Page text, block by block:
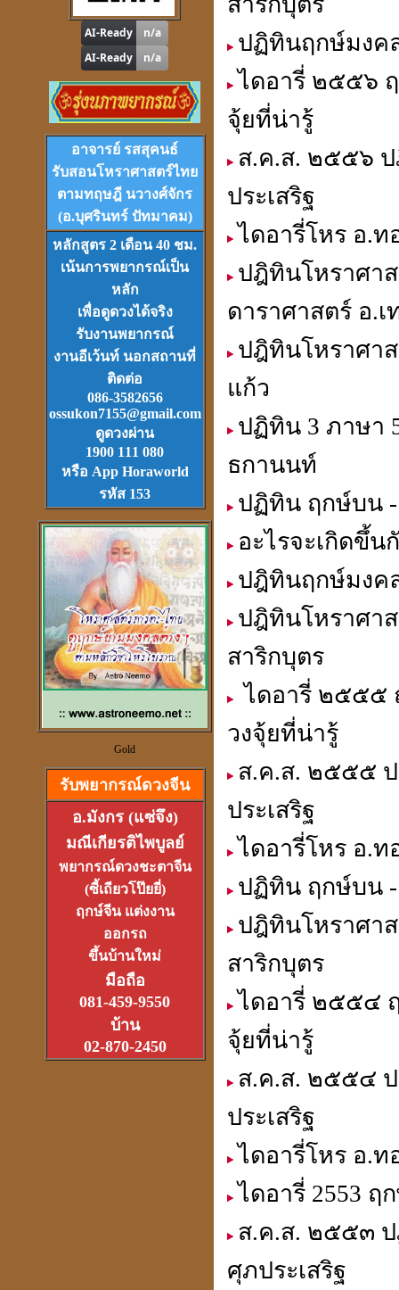
"รู้หนึ่ง-รู้หมด"
ดูดวง,หาฤกษ์ด้วยตนเอง
โปรแกรมTian-Tek Pro
Version 1
ราคา 1,000บาท
DVDเรียนดวงจีน
ชุดที่1-2-3
Downloadฟรี.
ตลับเมตรไฮเทค (ดีที่สุดใน
โลก)วัดได้ยาวไกลที่สุด
วัตุถุมงคล
เสริมดวง แก้ชง
สะเดาะเคาะห์ ต่อชะตา
ที่เป็นวิทยาศาสตร์
อาจารย์อ๊อดวัดสายไหม
เจ้าตำรับตระกรุดลูกปืน
(1ส.ค.2550)
หลวงหนุ่ย
จตุคามราเทพ 27 มิ.ย.2550
อาจารย์ รสสุคนธ์
รับสอนโหราศาสตร์ไทย
ตามทฤษฎี นวางศ์จักร
(อ.บุศรินทร์ ปัทมาคม)
หลักสูตร 2 เดือน 40 ชม.
เน้นการพยากรณ์เป็น
หลัก
เพื่อดูดวงได้จริง
รับงานพยากรณ์
งานอีเว้นท์ นอกสถานที่
ติดต่อ
086-3582656
ossukon7155@gmail.com
ดูดวงผ่าน
1900 111 080
หรือ App Horaworld
รหัส 153
Gold
รับพยากรณ์ดวงจีน
อ.มังกร (แซ่จึง)
มณีเกียรติไพบูลย์
พยากรณ์ดวงชะตาจีน
(ซี้เถียวโป๊ยยี่)
ฤกษ์จีน แต่งงาน
ออกรถ
ขึ้นบ้านใหม่
มือถือ
081-459-9550
บ้าน
02-870-2450
ปฏิทินฤกษ์มงคล
ไดอารี่ ๒๕๕๖
จุ้ยที่น่ารู้
ส.ค.ส. ๒๕๕๖ ป
ประเสริฐ
ไดอารี่โหร อ.ท
ปฎิทินโหราศา
ดาราศาสตร์ อ.
ปฎิทินโหราศา
แก้ว
ปฏิทิน 3 ภาษา
ธกานนท์
ปฏิทิน ฤกษ์บน
อะไรจะเกิดขึ้
ปฎิทินฤกษ์มงค
ปฎิทินโหราศา
สาริกบุตร
ไดอารี่ ๒๕๕๕
วงจุ้ยที่น่ารู้
ส.ค.ส. ๒๕๕๕
ประเสริฐ
ไดอารี่โหร อ.ท
ปฏิทิน ฤกษ์บน
ปฎิทินโหราศา
สาริกบุตร
ไดอารี่ ๒๕๕๔
จุ้ยที่น่ารู้
ส.ค.ส. ๒๕๕๔
ประเสริฐ
ไดอารี่โหร อ.ท
ไดอารี่ 2553
ส.ค.ส. ๒๕๕๓ ป
ศุภประเสริฐ